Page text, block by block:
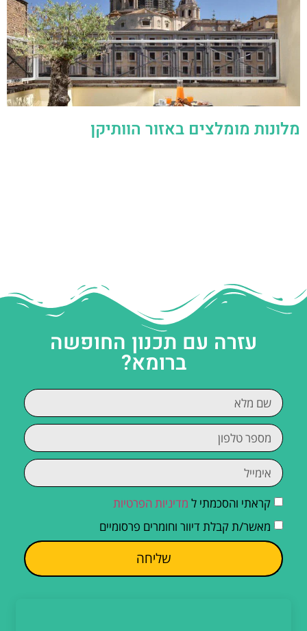
מלונות מומלצים באזור הוותיקן
עזרה עם תכנון החופשה
ברומא?
קראתי והסכמתי ל מדיניות הפרטיות
מאשר/ת קבלת דיוור וחומרים פרסומיים
שליחה